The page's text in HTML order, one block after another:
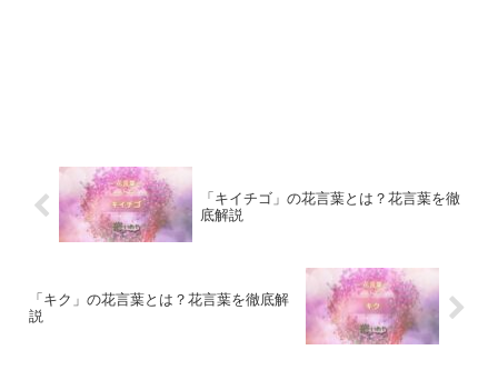
「キイチゴ」の花言葉とは？花言葉を徹
底解説
「キク」の花言葉とは？花言葉を徹底解
説